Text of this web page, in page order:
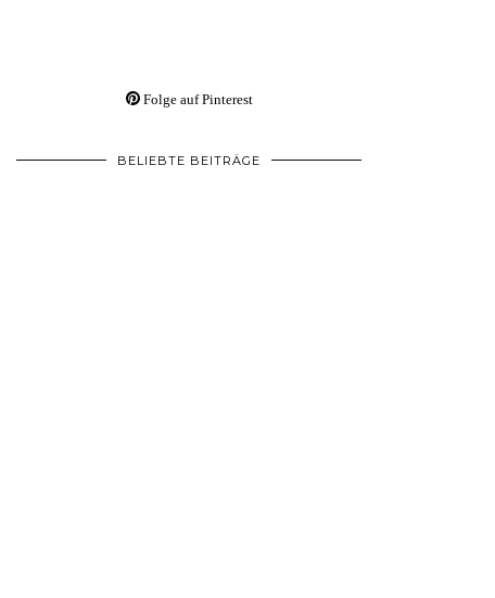
Folge auf Pinterest
BELIEBTE BEITRÄGE